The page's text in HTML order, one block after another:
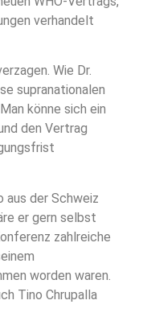
verhandelt
Wie Dr.
supranationalen
könne sich ein
den Vertrag
aus der Schweiz
er gern selbst
zahlreiche
worden waren.
Tino Chrupalla